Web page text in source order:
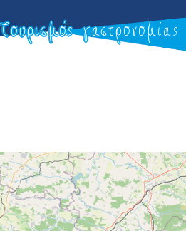
Τουρισμός γαστρονομίας